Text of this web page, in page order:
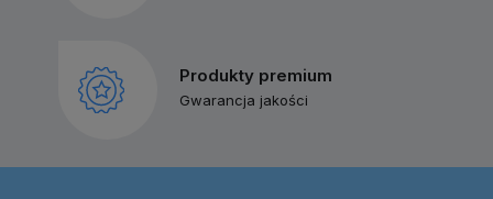
Produkty premium
Gwarancja jakości